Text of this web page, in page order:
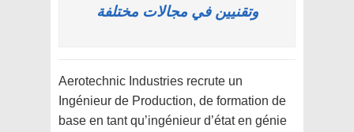
وتقنيين في مجالات مختلفة
Aerotechnic Industries recrute un
Ingénieur de Production, de formation de
base en tant qu’ingénieur d’état en génie